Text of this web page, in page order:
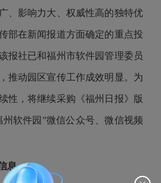
、影响力大、权威性高的独特优
部在新闻报道方面确定的重点投
报社已和福州市软件园管理委员
推动园区宣传工作成效明显。为
性，将继续采购《福州日报》版
软件园”微信公众号、微信视频
息